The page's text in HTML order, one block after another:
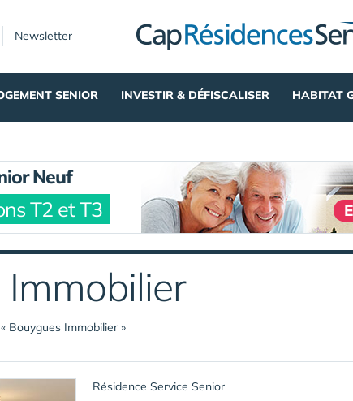
Newsletter
SENIOR INVESTIR & DÉFISCALISER HABITAT
Neuf
T2 et T3
Bouygues Immobilier »
Résidence Service Senior